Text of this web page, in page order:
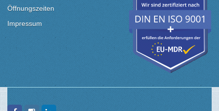
Öffnungszeiten
Impressum